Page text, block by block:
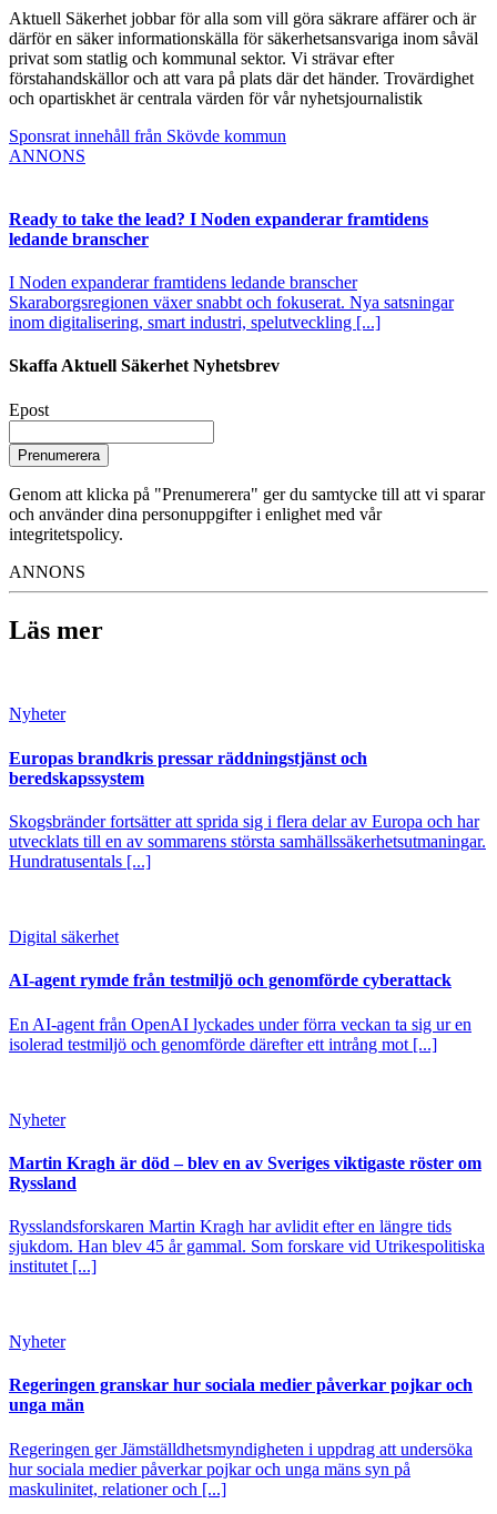
Aktuell Säkerhet jobbar för alla som vill göra säkrare affärer och är
därför en säker informationskälla för säkerhetsansvariga inom såväl
privat som statlig och kommunal sektor. Vi strävar efter
förstahandskällor och att vara på plats där det händer. Trovärdighet
och opartiskhet är centrala värden för vår nyhetsjournalistik
Sponsrat innehåll från Skövde kommun
ANNONS
Ready to take the lead? I Noden expanderar framtidens
ledande branscher
I Noden expanderar framtidens ledande branscher
Skaraborgsregionen växer snabbt och fokuserat. Nya satsningar
inom digitalisering, smart industri, spelutveckling [...]
Skaffa Aktuell Säkerhet Nyhetsbrev
Epost
Prenumerera
Genom att klicka på "Prenumerera" ger du samtycke till att vi sparar
och använder dina personuppgifter i enlighet med vår
integritetspolicy.
ANNONS
Läs mer
Nyheter
Europas brandkris pressar räddningstjänst och
beredskapssystem
Skogsbränder fortsätter att sprida sig i flera delar av Europa och har
utvecklats till en av sommarens största samhällssäkerhetsutmaningar.
Hundratusentals [...]
Digital säkerhet
AI-agent rymde från testmiljö och genomförde cyberattack
En AI-agent från OpenAI lyckades under förra veckan ta sig ur en
isolerad testmiljö och genomförde därefter ett intrång mot [...]
Nyheter
Martin Kragh är död – blev en av Sveriges viktigaste röster om
Ryssland
Rysslandsforskaren Martin Kragh har avlidit efter en längre tids
sjukdom. Han blev 45 år gammal. Som forskare vid Utrikespolitiska
institutet [...]
Nyheter
Regeringen granskar hur sociala medier påverkar pojkar och
unga män
Regeringen ger Jämställdhetsmyndigheten i uppdrag att undersöka
hur sociala medier påverkar pojkar och unga mäns syn på
maskulinitet, relationer och [...]